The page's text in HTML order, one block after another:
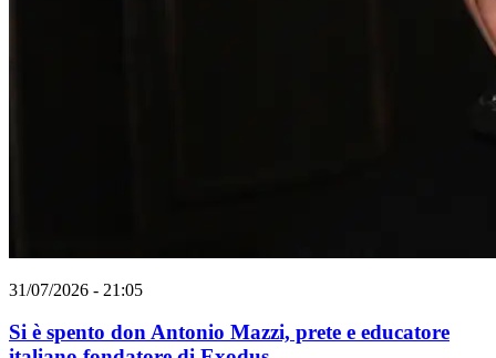
31/07/2026 - 21:05
Si è spento don Antonio Mazzi, prete e educatore